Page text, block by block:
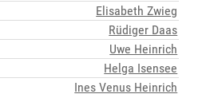
Elisabeth Zwieg
Rüdiger Daas
Uwe Heinrich
Helga Isensee
Ines Venus Heinrich